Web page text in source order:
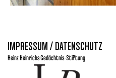
IMPRESSUM / DATENSCHUTZ
Heinz Heinrichs Gedächtnis-Stiftung